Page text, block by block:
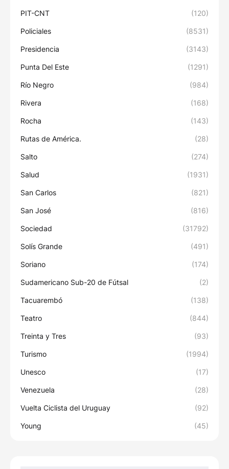
PIT-CNT (120)
Policiales (8531)
Presidencia (3143)
Punta Del Este (1291)
Río Negro (984)
Rivera (168)
Rocha (143)
Rutas de América. (28)
Salto (274)
Salud (1931)
San Carlos (821)
San José (816)
Sociedad (31792)
Solís Grande (491)
Soriano (174)
Sudamericano Sub-20 de Fútsal (2)
Tacuarembó (138)
Teatro (844)
Treinta y Tres (93)
Turismo (1994)
Unesco (17)
Venezuela (28)
Vuelta Ciclista del Uruguay (92)
Young (45)